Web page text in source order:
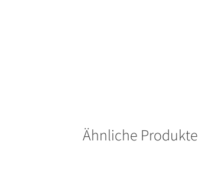
Ähnliche Produkte